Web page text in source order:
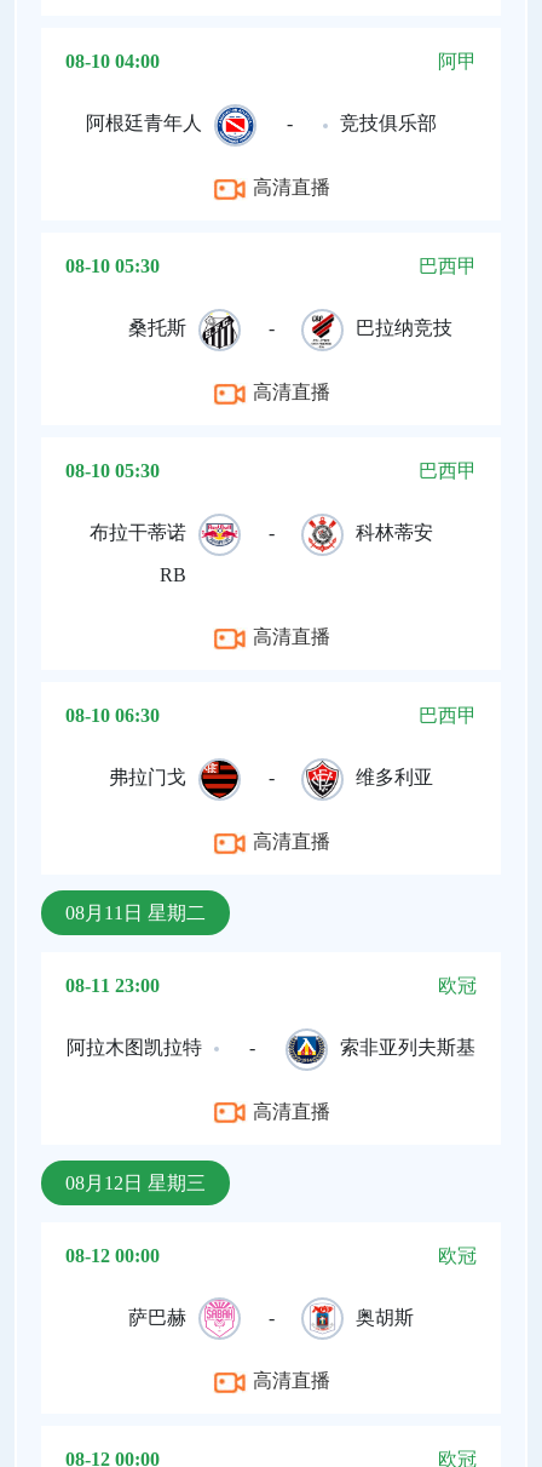
08-10 04:00 阿甲
阿根廷青年人 - 竞技俱乐部
高清直播
08-10 05:30 巴西甲
桑托斯 - 巴拉纳竞技
高清直播
08-10 05:30 巴西甲
布拉干蒂诺
RB
- 科林蒂安
高清直播
08-10 06:30 巴西甲
弗拉门戈 - 维多利亚
高清直播
08月11日 星期二
08-11 23:00 欧冠
阿拉木图凯拉特 - 索非亚列夫斯基
高清直播
08月12日 星期三
08-12 00:00 欧冠
萨巴赫 - 奥胡斯
高清直播
08-12 00:00 欧冠